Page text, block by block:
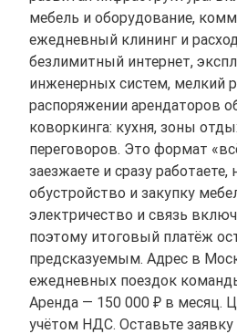
мебель и оборудование,
ежедневный клининг и
безлимитный интернет,
инженерных систем, мелкий
распоряжении арендаторов
коворкинга: кухня, зоны
переговоров. Это формат
заезжаете и сразу
обустройство и закупку
электричество и связь
поэтому итоговый платёж
предсказуемым. Адрес в
ежедневных поездок
Аренда — 150 000 ₽ в месяц.
учётом НДС. Оставьте